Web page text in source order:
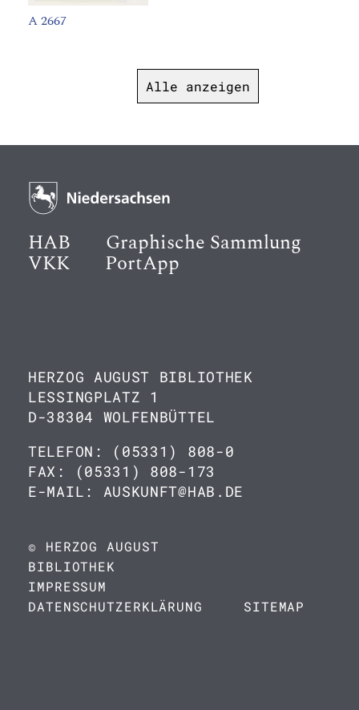
A 2667
Alle anzeigen
HAB Graphische Sammlung
VKK PortApp
HERZOG AUGUST BIBLIOTHEK
LESSINGPLATZ 1
D-38304 WOLFENBÜTTEL
TELEFON: (05331) 808-0
FAX: (05331) 808-173
E-MAIL: AUSKUNFT@HAB.DE
© HERZOG AUGUST
BIBLIOTHEK
IMPRESSUM
DATENSCHUTZERKLÄRUNG
SITEMAP